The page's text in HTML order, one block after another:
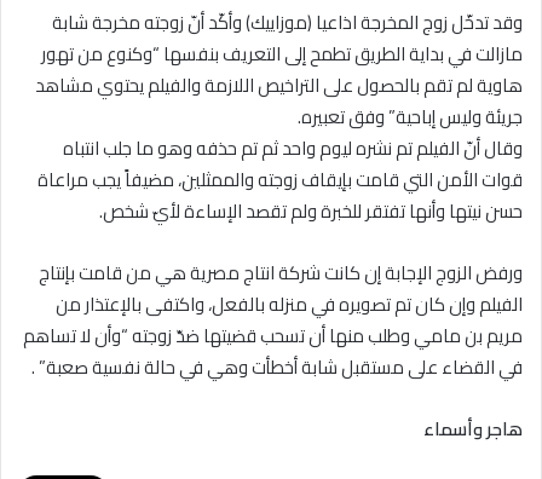
وقد تدخّل زوج المخرجة اذاعيا (موزاييك) وأكّد أنّ زوجته مخرجة شابة
مازالت في بداية الطريق تطمح إلى التعريف بنفسها “وكنوع من تهور
هاوية لم تقم بالحصول على التراخيص اللازمة والفيلم يحتوي مشاهد
جريئة وليس إباحية” وفق تعبيره.
وقال أنّ الفيلم تم نشره ليوم واحد ثم تم حذفه وهو ما جلب انتباه
قوات الأمن التي قامت بإيقاف زوجته والممثلين، مضيفاً يجب مراعاة
حسن نيتها وأنها تفتقر للخبرة ولم تقصد الإساءة لأيّ شخص.
ورفض الزوج الإجابة إن كانت شركة انتاج مصرية هي من قامت بإنتاج
الفيلم وإن كان تم تصويره في منزله بالفعل، واكتفى بالإعتذار من
مريم بن مامي وطلب منها أن تسحب قضيتها ضدّ زوجته “وأن لا تساهم
في القضاء على مستقبل شابة أخطأت وهي في حالة نفسية صعبة” .
هاجر وأسماء